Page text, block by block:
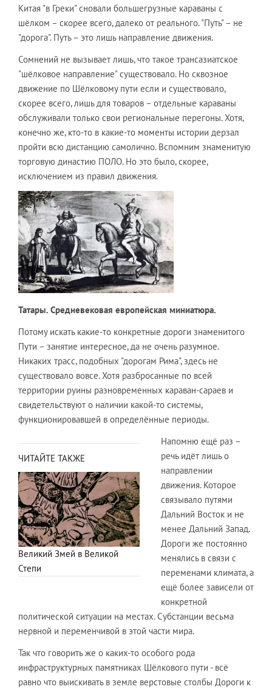
Китая "в Греки" сновали большегрузные караваны с
шёлком – скорее всего, далеко от реального. "Путь" – не
"дорога". Путь – это лишь направление движения.
Сомнений не вызывает лишь, что такое трансазиатское
"шёлковое направление" существовало. Но сквозное
движение по Шёлковому пути если и существовало,
скорее всего, лишь для товаров – отдельные караваны
обслуживали только свои региональные перегоны. Хотя,
конечно же, кто-то в какие-то моменты истории дерзал
пройти всю дистанцию самолично. Вспомним знаменитую
торговую династию ПОЛО. Но это было, скорее,
исключением из правил движения.
Татары. Средневековая европейская миниатюра.
Потому искать какие-то конкретные дороги знаменитого
Пути – занятие интересное, да не очень разумное.
Никаких трасс, подобных "дорогам Рима", здесь не
существовало вовсе. Хотя разбросанные по всей
территории руины разновременных караван-сараев и
свидетельствуют о наличии какой-то системы,
функционировавшей в определённые периоды.
ЧИТАЙТЕ ТАКЖЕ
Великий Змей в Великой
Степи
Напомню ещё раз –
речь идёт лишь о
направлении
движения. Которое
связывало путями
Дальний Восток и не
менее Дальний Запад.
Дороги же постоянно
менялись в связи с
переменами климата, а
ещё более зависели от
конкретной
политической ситуации на местах. Субстанции весьма
нервной и переменчивой в этой части мира.
Так что говорить же о каких-то особого рода
инфраструктурных памятниках Шёлкового пути - всё
равно что выискивать в земле верстовые столбы Дороги к